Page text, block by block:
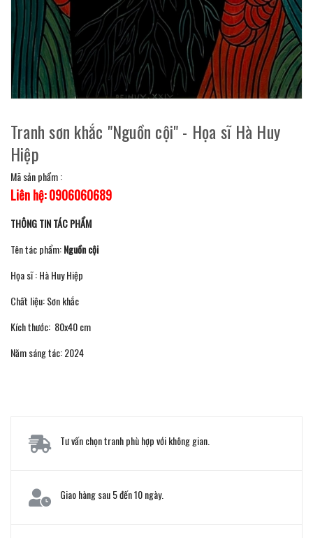
Tranh sơn khắc "Nguồn cội" - Họa sĩ Hà Huy
Hiệp
Mã sản phẩm :
Liên hệ: 0906060689
THÔNG TIN TÁC PHẨM
Tên tác phẩm:Nguồn cội
Họa sĩ : Hà Huy Hiệp
Chất liệu: Sơn khắc
Kích thước: 80x40 cm
Năm sáng tác: 2024
Tư vấn chọn tranh phù hợp với không gian.
Giao hàng sau 5 đến 10 ngày.